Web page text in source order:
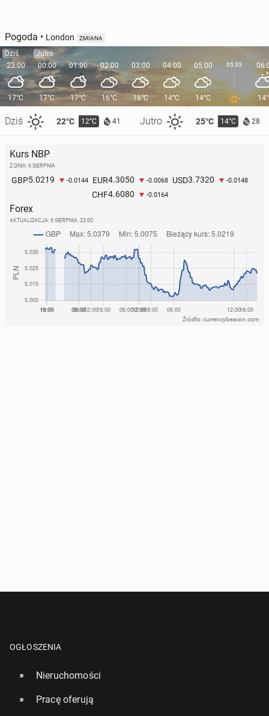
Pogoda • London ZMIANA
Dziś
23:00
17°C
Dziś 22°C 12°C 41 Jutro 25°C 14°C 28
Jutro
00:00
17°C
01:00
17°C
02:00
16°C
03:00
16°C
04:00
14°C
05:00
14°C
05:33
Kurs NBP
Z DNIA: 6 SIERPNIA
GBP5.0219 -0.0144 EUR4.3050 -0.0068 USD3.7320 -0.0148
CHF4.6080 -0.0164
Forex
AKTUALIZACJA: 6 SIERPNIA, 23:00
Źródło: currencybeacon.com
OGŁOSZENIA
Nieruchomości
Pracę oferują